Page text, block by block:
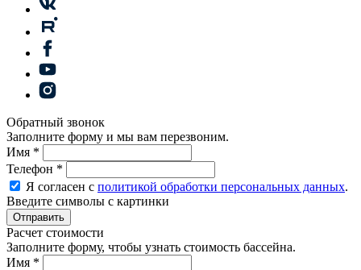
Обратный звонок
Заполните форму и мы вам перезвоним.
Имя *
Телефон *
Я согласен с политикой обработки персональных данных.
Введите символы с картинки
Расчет стоимости
Заполните форму, чтобы узнать стоимость бассейна.
Имя *